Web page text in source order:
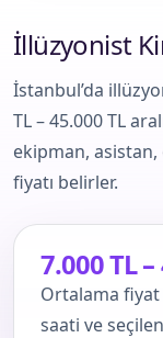
İllüzyonist
İstanbul’da
TL – 45.000 TL
ekipman,
fiyatı belirler.
7.000 TL
Ortalama fiyat
saati ve